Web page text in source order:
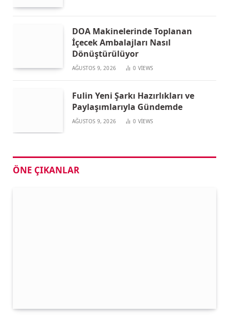
DOA Makinelerinde Toplanan
İçecek Ambalajları Nasıl
Dönüştürülüyor
AĞUSTOS 9, 2026 0 VIEWS
Fulin Yeni Şarkı Hazırlıkları ve
Paylaşımlarıyla Gündemde
AĞUSTOS 9, 2026 0 VIEWS
ÖNE ÇIKANLAR